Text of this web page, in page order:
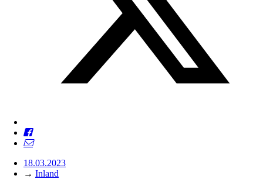
18.03.2023
→ Inland